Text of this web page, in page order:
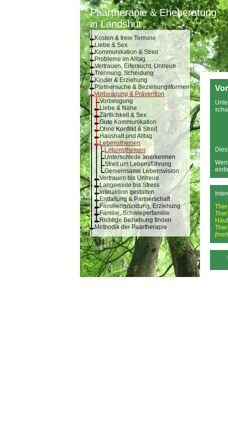
Paartherapie & Eheberatung
in Landshut
Kosten & freie Termine
Liebe & Sex
Kommunikation & Streit
Probleme im Alltag
Vertrauen, Eifersucht, Untreue
Trennung, Scheidung
Kinder & Erziehung
Partnersuche & Beziehungsformen
Vorbeugung & Prävention
Vorbeugung
Liebe & Nähe
Zärtlichkeit & Sex
Gute Kommunikation
Ohne Konflikt & Streit
Haushalt und Alltag
Lebensthemen
Lebensthemen
Unterschiede anerkennen
Streit um Lebensführung
Gemeinsame Lebensvision
Vertrauen bis Untreue
Langeweile bis Stress
Interaktion gestalten
Entfaltung & Partnerschaft
Familiengründung, Erziehung
Familie, Schwiegerfamilie
Richtige Beziehung finden
Methodik der Paartherapie